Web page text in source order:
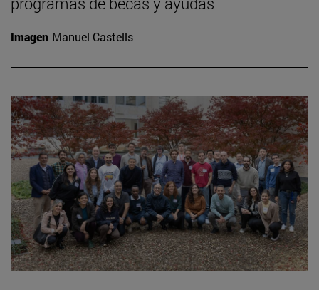
Imagen Manuel Castells